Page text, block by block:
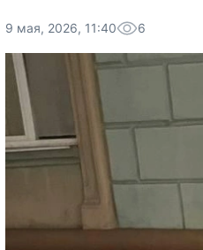
9 мая, 2026, 11:40 6